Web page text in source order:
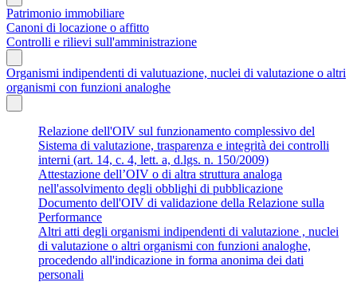
Patrimonio immobiliare
Canoni di locazione o affitto
Controlli e rilievi sull'amministrazione
Organismi indipendenti di valutuazione, nuclei di valutazione o altri
organismi con funzioni analoghe
Relazione dell'OIV sul funzionamento complessivo del
Sistema di valutazione, trasparenza e integrità dei controlli
interni (art. 14, c. 4, lett. a, d.lgs. n. 150/2009)
Attestazione dell’OIV o di altra struttura analoga
nell'assolvimento degli obblighi di pubblicazione
Documento dell'OIV di validazione della Relazione sulla
Performance
Altri atti degli organismi indipendenti di valutazione , nuclei
di valutazione o altri organismi con funzioni analoghe,
procedendo all'indicazione in forma anonima dei dati
personali